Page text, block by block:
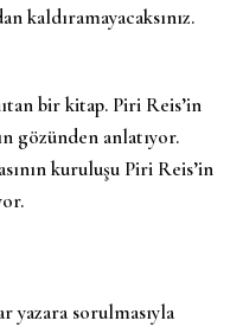
kaldıramayacaksınız.
bir kitap. Piri Reis’in
gözünden anlatıyor.
kuruluşu Piri Reis’in
yazara sorulmasıyla